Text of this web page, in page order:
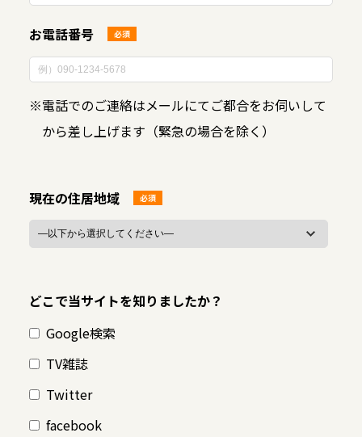
お電話番号 必須
※電話でのご連絡はメールにてご都合をお伺いして
から差し上げます（緊急の場合を除く）
現在の住居地域 必須
どこで当サイトを知りましたか？
Google検索
TV雑誌
Twitter
facebook